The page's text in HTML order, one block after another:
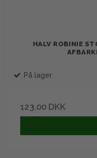
HALV ROBINIE
På lager
123,00 DKK